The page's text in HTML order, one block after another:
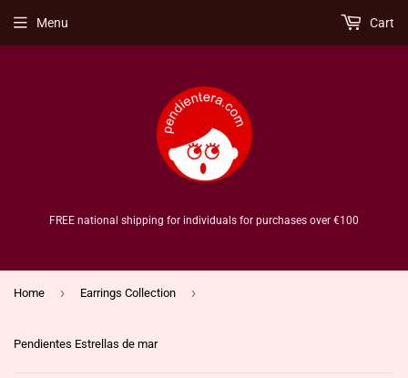
FREE national shipping for individuals for purchases over €100
Menu Cart
Home › Earrings Collection ›
Pendientes Estrellas de mar